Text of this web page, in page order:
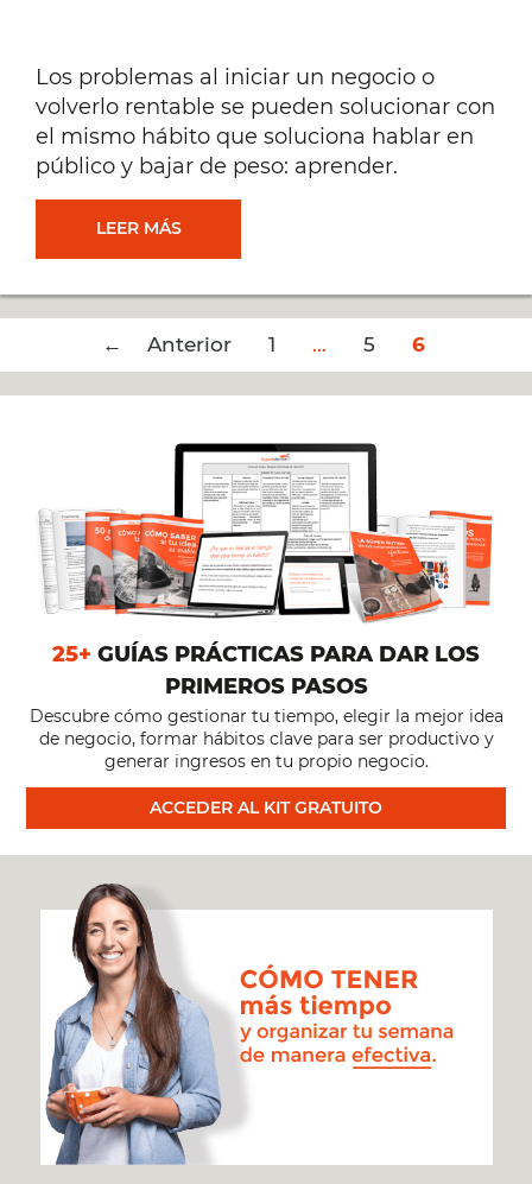
Los problemas al iniciar un negocio o
volverlo rentable se pueden solucionar con
el mismo hábito que soluciona hablar en
público y bajar de peso: aprender.
LEER MÁSUN
PARA
EMPEZAR
NEGOCIOS
RENTABLES,
DAR
Y
BAJAR
DE
Post
navigation
← Anterior 1 … 5 6
25+ GUÍAS PRÁCTICAS PARA DAR LOS
PRIMEROS PASOS
Descubre cómo gestionar tu tiempo, elegir la mejor idea
de negocio, formar hábitos clave para ser productivo y
generar ingresos en tu propio negocio.
ACCEDER AL KIT GRATUITO